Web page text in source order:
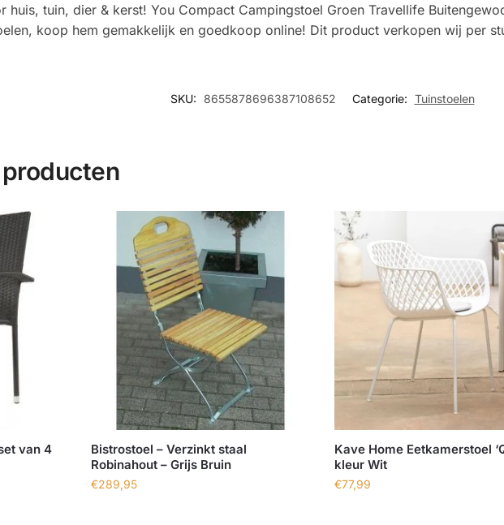
huis, tuin, dier & kerst! You Compact Campingstoel Groen Travellife
koop hem gemakkelijk en goedkoop online! Dit product verkopen wij per
SKU: 8655878696387108652 Categorie: Tuinstoelen
van 4
Bistrostoel – Verzinkt staal
Robinahout – Grijs Bruin
€289,95
Kave Home Eetkamerstoel
kleur Wit
€77,99